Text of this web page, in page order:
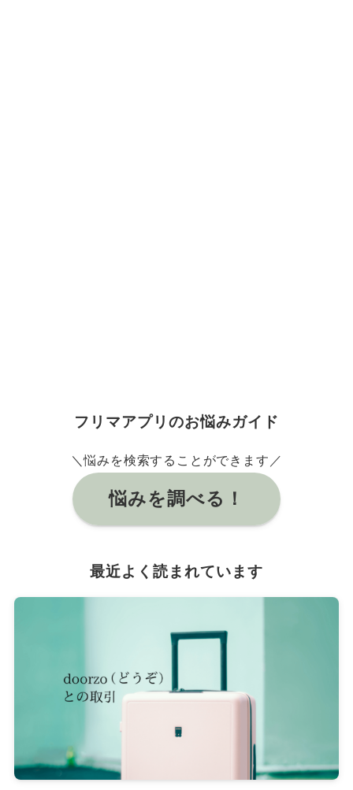
フリマアプリのお悩みガイド
＼悩みを検索することができます／
悩みを調べる！
最近よく読まれています